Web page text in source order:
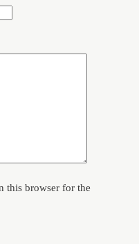
this browser for the